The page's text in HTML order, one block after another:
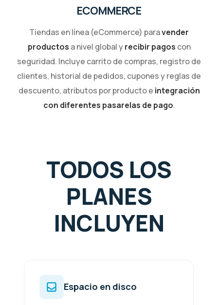
ECOMMERCE
Tiendas en línea (eCommerce) paravender
productos a nivel global yrecibir pagos con
seguridad. Incluye carrito de compras, registro de
clientes, historial de pedidos, cupones y reglas de
descuento, atributos por producto e integración
con diferentes pasarelas de pago.
TODOS LOS
PLANES
INCLUYEN
Espacio en disco